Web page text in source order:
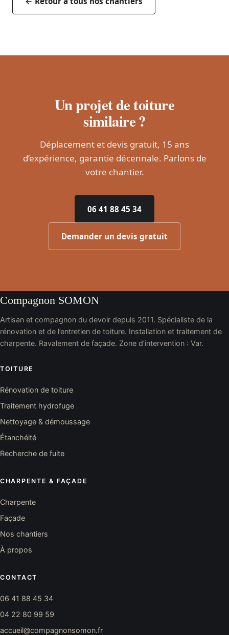
Un projet de toiture
similaire ?
Déplacement et devis gratuit, 15 ans
d’expérience, garantie décennale. Parlons de
votre chantier.
06 41 88 45 34
Demander un devis gratuit
Compagnon SOMON
Artisan et compagnon du devoir depuis 2011. Spécialiste de la
rénovation et de l’entretien de toiture. Installation et traitement de
charpente. Ravalement de façade. Zone d’intervention : Var.
TOITURE
Rénovation de toiture
Traitement hydrofuge
Nettoyage & démoussage
Étanchéité
Recherche de fuite
CHARPENTE & FAÇADE
Charpente
Façade
Nos chantiers
À propos
CONTACT
06 41 88 45 34
04 22 80 99 59
accueil@compagnonsomon.fr